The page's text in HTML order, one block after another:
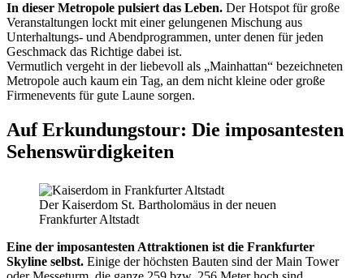
In dieser Metropole pulsiert das Leben. Der Hotspot für große
Veranstaltungen lockt mit einer gelungenen Mischung aus
Unterhaltungs- und Abendprogrammen, unter denen für jeden
Geschmack das Richtige dabei ist.
Vermutlich vergeht in der liebevoll als „Mainhattan“ bezeichneten
Metropole auch kaum ein Tag, an dem nicht kleine oder große
Firmenevents für gute Laune sorgen.
Auf Erkundungstour: Die imposantesten
Sehenswürdigkeiten
Der Kaiserdom St. Bartholomäus in der neuen
Frankfurter Altstadt
Eine der imposantesten Attraktionen ist die Frankfurter
Skyline selbst. Einige der höchsten Bauten sind der Main Tower